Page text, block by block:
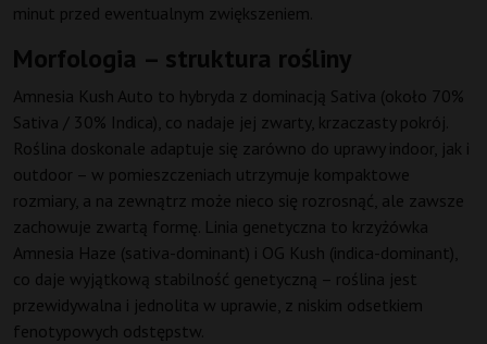
minut przed ewentualnym zwiększeniem.
Morfologia – struktura rośliny
Amnesia Kush Auto to hybryda z dominacją Sativa (około 70%
Sativa / 30% Indica), co nadaje jej zwarty, krzaczasty pokrój.
Roślina doskonale adaptuje się zarówno do uprawy indoor, jak i
outdoor – w pomieszczeniach utrzymuje kompaktowe
rozmiary, a na zewnątrz może nieco się rozrosnąć, ale zawsze
zachowuje zwartą formę. Linia genetyczna to krzyżówka
Amnesia Haze (sativa-dominant) i OG Kush (indica-dominant),
co daje wyjątkową stabilność genetyczną – roślina jest
przewidywalna i jednolita w uprawie, z niskim odsetkiem
fenotypowych odstępstw.